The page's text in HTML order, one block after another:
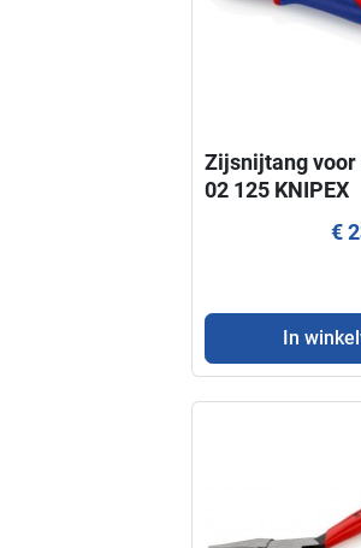
Zijsnijtang
02 125 KNIPEX
€
In